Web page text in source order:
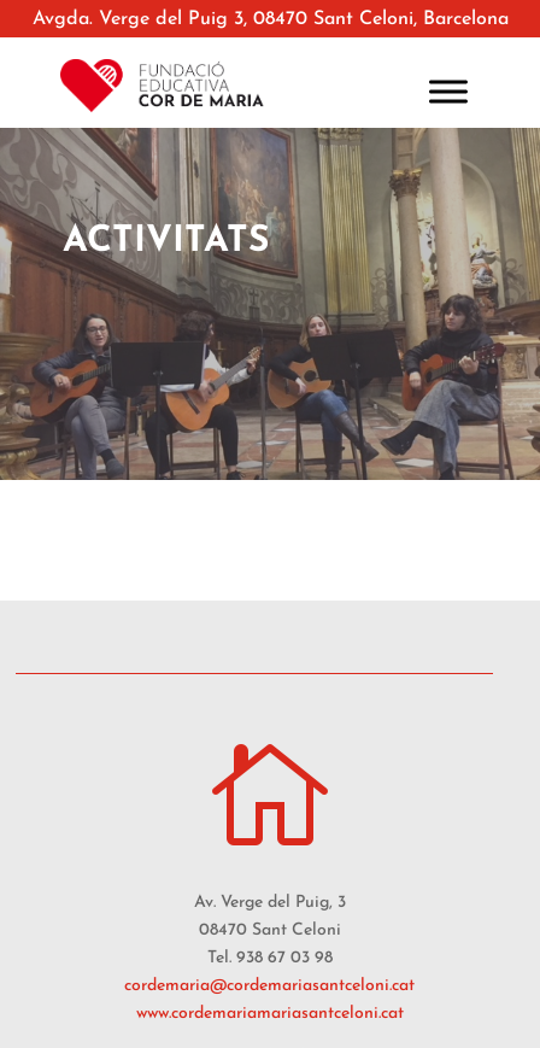
Avgda. Verge del Puig 3, 08470 Sant Celoni, Barcelona
ACTIVITATS

Av. Verge del Puig, 3
08470 Sant Celoni
Tel. 938 67 03 98
cordemaria@cordemariasantceloni.cat
www.cordemariamariasantceloni.cat